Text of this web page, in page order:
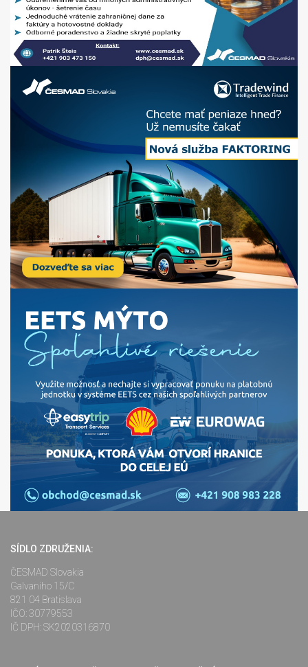
SÍDLO ZDRUŽENIA:
ČESMAD Slovakia
Galvaniho 15/C
821 04 Bratislava
IČO: 30779553
IČ DPH: SK2020316870